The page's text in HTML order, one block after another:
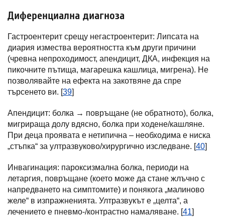
Диференциална диагноза
Гастроентерит срещу негастроентерит: Липсата на
диария измества вероятността към други причини
(чревна непроходимост, апендицит, ДКА, инфекция на
пикочните пътища, магарешка кашлица, мигрена). Не
позволявайте на ефекта на закотвяне да спре
търсенето ви. [39]
Апендицит: болка → повръщане (не обратното), болка,
мигрираща долу вдясно, болка при ходене/кашляне.
При деца проявата е нетипична – необходима е ниска
„стъпка“ за ултразвуково/хирургично изследване. [40]
Инвагинация: пароксизмална болка, периоди на
летаргия, повръщане (което може да стане жлъчно с
напредването на симптомите) и понякога „малиново
желе“ в изпражненията. Ултразвукът е „целта“, а
лечението е пневмо-/контрастно намаляване. [41]